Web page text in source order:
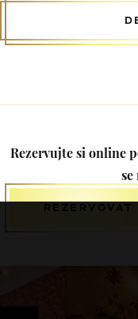
Rezervujte si online
se